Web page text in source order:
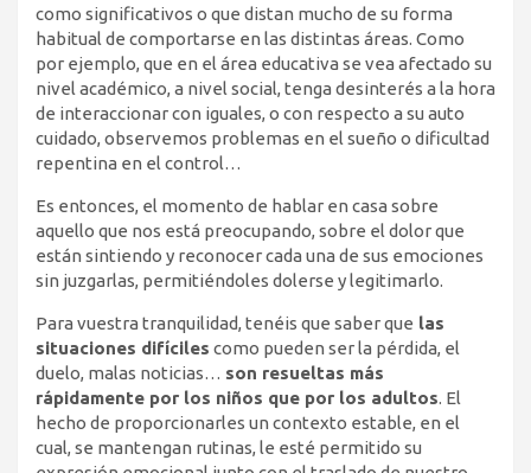
como significativos o que distan mucho de su forma
habitual de comportarse en las distintas áreas. Como
por ejemplo, que en el área educativa se vea afectado su
nivel académico, a nivel social, tenga desinterés a la hora
de interaccionar con iguales, o con respecto a su auto
cuidado, observemos problemas en el sueño o dificultad
repentina en el control…
Es entonces, el momento de hablar en casa sobre
aquello que nos está preocupando, sobre el dolor que
están sintiendo y reconocer cada una de sus emociones
sin juzgarlas, permitiéndoles dolerse y legitimarlo.
Para vuestra tranquilidad, tenéis que saber que las
situaciones difíciles como pueden ser la pérdida, el
duelo, malas noticias… son resueltas más
rápidamente por los niños que por los adultos. El
hecho de proporcionarles un contexto estable, en el
cual, se mantengan rutinas, le esté permitido su